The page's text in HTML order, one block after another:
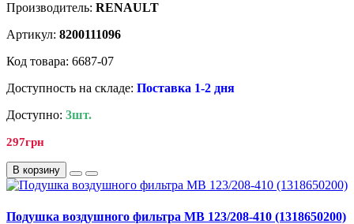
Производитель: RENAULT
Артикул: 8200111096
Код товара: 6687-07
Доступность на складе: Поставка 1-2 дня
Доступно: 3шт.
297грн
В корзину
Подушка воздушного фильтра MB 123/208-410 (1318650200)